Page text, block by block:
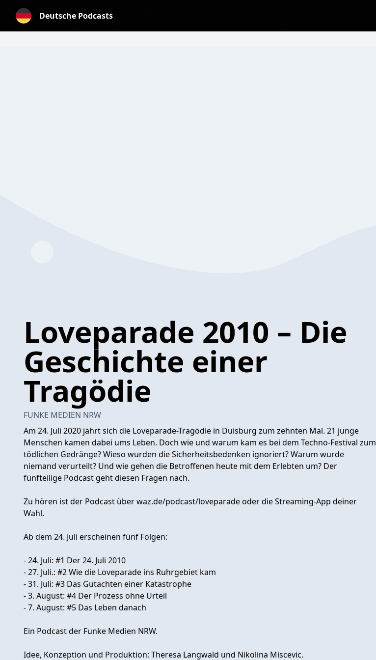
Deutsche Podcasts
Loveparade 2010 – Die
Geschichte einer
Tragödie
FUNKE MEDIEN NRW
Am 24. Juli 2020 jährt sich die Loveparade-Tragödie in Duisburg zum zehnten Mal. 21 junge
Menschen kamen dabei ums Leben. Doch wie und warum kam es bei dem Techno-Festival zum
tödlichen Gedränge? Wieso wurden die Sicherheitsbedenken ignoriert? Warum wurde
niemand verurteilt? Und wie gehen die Betroffenen heute mit dem Erlebten um? Der
fünfteilige Podcast geht diesen Fragen nach.
Zu hören ist der Podcast über waz.de/podcast/loveparade oder die Streaming-App deiner
Wahl.
Ab dem 24. Juli erscheinen fünf Folgen:
- 24. Juli: #1 Der 24. Juli 2010
- 27. Juli.: #2 Wie die Loveparade ins Ruhrgebiet kam
- 31. Juli: #3 Das Gutachten einer Katastrophe
- 3. August: #4 Der Prozess ohne Urteil
- 7. August: #5 Das Leben danach
Ein Podcast der Funke Medien NRW.
Idee, Konzeption und Produktion: Theresa Langwald und Nikolina Miscevic.